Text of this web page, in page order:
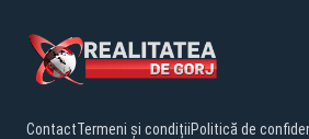
ContactTermeni și condițiiPolitică de